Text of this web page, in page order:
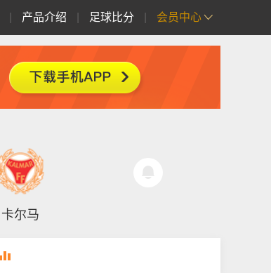
产品介绍 足球比分 会员中心
卡尔马